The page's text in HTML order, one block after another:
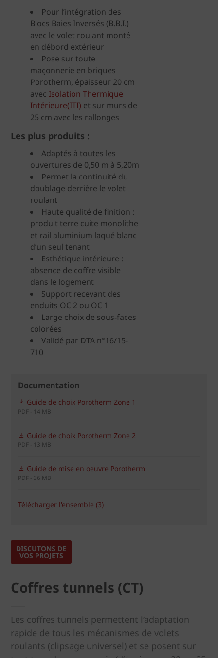
Pour l’intégration des
Blocs Baies Inversés (B.B.I.)
avec le volet roulant monté
en débord extérieur
Pose sur toute
maçonnerie en briques
Porotherm, épaisseur 20 cm
avec Isolation Thermique
Intérieure(ITI) et sur murs de
25 cm avec les rallonges
Les plus produits :
Adaptés à toutes les
ouvertures de 0,50 m à 5,20m
Permet la continuité du
doublage derrière le volet
roulant
Haute qualité de finition :
produit terre cuite monolithe
et rail aluminium laqué blanc
d’un seul tenant
Esthétique intérieure :
absence de coffre visible
dans le logement
Support recevant des
enduits OC 2 ou OC 1
Large choix de sous-faces
colorées
Validé par DTA n°16/15-
710
Documentation
Guide de choix Porotherm Zone 1
PDF - 14 MB
Guide de choix Porotherm Zone 2
PDF - 13 MB
Guide de mise en oeuvre Porotherm
PDF - 36 MB
Télécharger l'ensemble (3)
DISCUTONS DE
VOS PROJETS
Coffres tunnels (CT)
Les coffres tunnels permettent l’adaptation
rapide de tous les mécanismes de volets
roulants (clipsage universel) et se posent sur